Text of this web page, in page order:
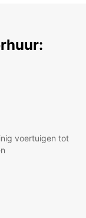
voertuigen tot